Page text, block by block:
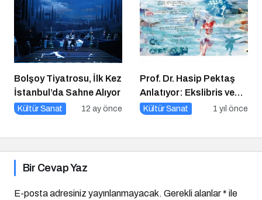
Bolşoy Tiyatrosu, İlk Kez
İstanbul’da Sahne Alıyor
Kültür Sanat 12 ay önce
Prof. Dr. Hasip Pektaş
Anlatıyor: Ekslibris ve
Yeni Kültürel Formlar
Kültür Sanat 1 yıl önce
Bir Cevap Yaz
E-posta adresiniz yayınlanmayacak. Gerekli alanlar* ile